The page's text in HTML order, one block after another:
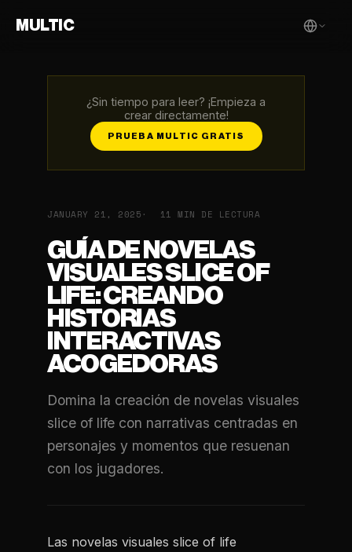
MULTIC
¿Sin tiempo para leer? ¡Empieza a
crear directamente!
PRUEBA MULTIC GRATIS
JANUARY 21, 2025 11 MIN DE LECTURA
GUÍA DE NOVELAS
VISUALES SLICE OF
LIFE: CREANDO
HISTORIAS
INTERACTIVAS
ACOGEDORAS
Domina la creación de novelas visuales
slice of life con narrativas centradas en
personajes y momentos que resuenan
con los jugadores.
Las novelas visuales slice of life